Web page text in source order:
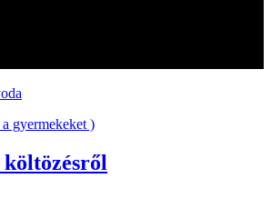
gyermekeket )